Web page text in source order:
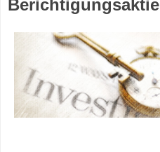
Berichtigungsaktie